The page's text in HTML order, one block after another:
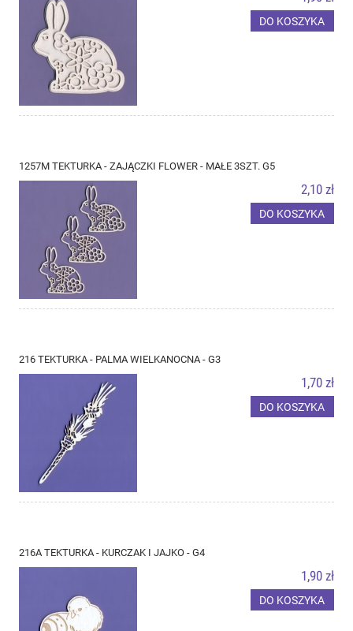
DO KOSZYKA
1257M TEKTURKA - ZAJĄCZKI FLOWER - MAŁE 3SZT. G5
2,10 zł
DO KOSZYKA
216 TEKTURKA - PALMA WIELKANOCNA - G3
1,70 zł
DO KOSZYKA
216A TEKTURKA - KURCZAK I JAJKO - G4
1,90 zł
DO KOSZYKA